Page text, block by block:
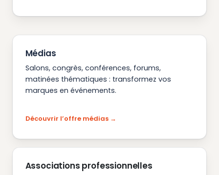
Médias
Salons, congrès, conférences, forums,
matinées thématiques : transformez vos
marques en événements.
Découvrir l’offre médias
Associations professionnelles